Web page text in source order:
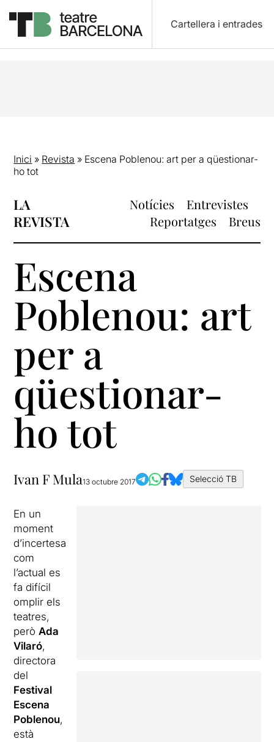
Cartellera i entrades
Inici » Revista » Escena Poblenou: art per a qüestionar-
ho tot
LA
REVISTA
Notícies
Entrevistes
Reportatges
Breus
Escena
Poblenou: art
per a
qüestionar-
ho tot
Ivan F Mula13 octubre 2017 Selecció TB
En un
moment
d’incertesa
com
l’actual es
fa difícil
omplir els
teatres,
peròAda
Vilaró,
directora
del
Festival
Escena
Poblenou,
està